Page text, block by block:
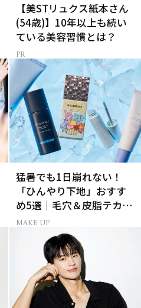
【美STリュクス紙本さん
(54歳)】10年以上も続い
ている美容習慣とは？
猛暑でも1日崩れない！
「ひんやり下地」おすす
め5選｜毛穴＆皮脂テカリ
対策
MAKE UP